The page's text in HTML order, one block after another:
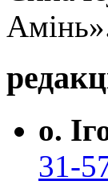
о.
31-